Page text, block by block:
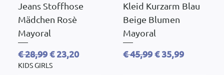
Jeans Stoffhose
Mädchen Rosè
Mayoral
Standardpreis
€ 28,99Sale-Preis
€ 23,20
KIDS GIRLS
Kleid Kurzarm Blau
Beige Blumen
Mayoral
Standardpreis
€ 45,99Sale-Preis
€ 35,99